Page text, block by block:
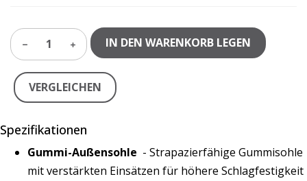
1 IN DEN WARENKORB LEGEN
VERGLEICHEN
Spezifikationen
Gummi-Außensohle - Strapazierfähige Gummisohle
mit verstärkten Einsätzen für höhere Schlagfestigkeit